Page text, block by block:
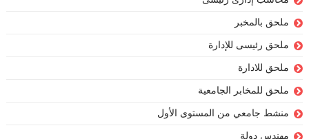
ملحق بالمخبر
ملحق رئيسى للإدارة
ملحق للادارة
ملحق للمخابر الجامعية
منشط جامعي من المستوى الأول
مهندس دولة